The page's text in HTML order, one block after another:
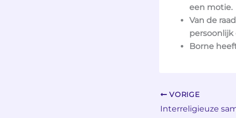
een motie.
Van de
Borne
VORIGE
Interreligieuze